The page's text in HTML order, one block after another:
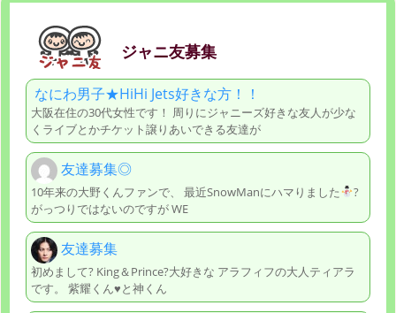
ジャニ友募集
なにわ男子★HiHi Jets好きな方！！
大阪在住の30代女性です！ 周りにジャニーズ好きな友人が少な
くライブとかチケット譲りあいできる友達が
友達募集◎
10年来の大野くんファンで、 最近SnowManにハマりました
?
がっつりではないのですが WE
友達募集
初めまして? King＆Prince?大好きな アラフィフの大人ティアラ
です。 紫耀くん♥️と神くん